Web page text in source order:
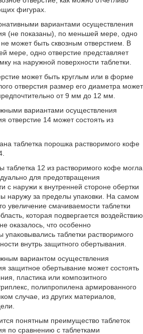
фигурах.
вариантами осуществления
(не показаны), по меньшей мере, одно
может быть сквозным отверстием. В
мере, одно отверстие представляет
на наружной поверхности таблетки.
может быть круглым или в форме
отверстия размер его диаметра может
от 9 мм до 12 мм.
вариантами осуществления
отверстие 14 может состоять из
таблетка порошка растворимого кофе
таблетка 12 из растворимого кофе могла
для предотвращения
с наружи к внутренней стороне обертки
наружу за пределы упаковки. На самом
увеличение смачиваемости таблетки
которая подвергается воздействию
оказалось, что особенно
упаковывались таблетки растворимого
внутрь защитного обертывания.
вариантом осуществления
защитное обертывание может состоять
пластика или композитного
полипропилена армированного
случае, из других материалов,
понятным преимущество таблеток
по сравнению с таблетками